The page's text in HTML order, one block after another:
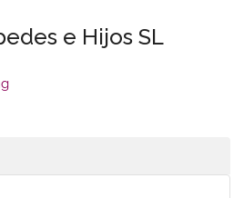
e Hijos SL